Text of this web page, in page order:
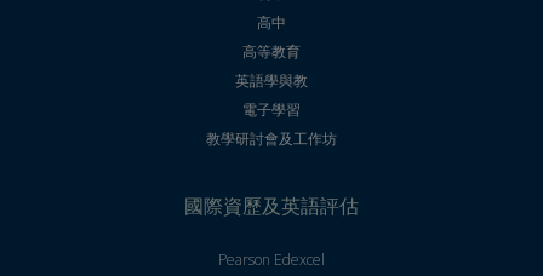
高中
高等教育
英語學與教
電子學習
教學研討會及工作坊
國際資歷及英語評估
Pearson Edexcel